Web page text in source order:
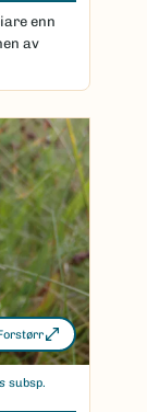
enn
av
subsp.